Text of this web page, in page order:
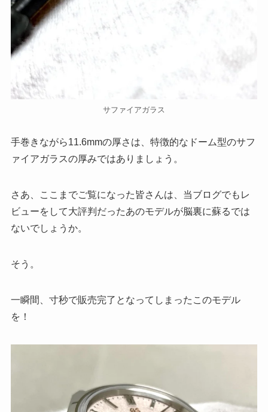
サファイアガラス
手巻きながら11.6mmの厚さは、特徴的なドーム型のサフ
ァイアガラスの厚みではありましょう。
さあ、ここまでご覧になった皆さんは、当ブログでもレ
ビューをして大評判だったあのモデルが脳裏に蘇るでは
ないでしょうか。
そう。
一瞬間、寸秒で販売完了となってしまったこのモデル
を！